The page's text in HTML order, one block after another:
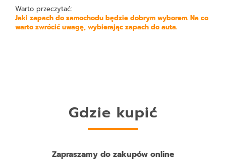
Warto przeczytać:
Jaki zapach do samochodu będzie dobrym wyborem. Na co
warto zwrócić uwagę, wybierając zapach do auta.
Gdzie kupić
Zapraszamy do zakupów online